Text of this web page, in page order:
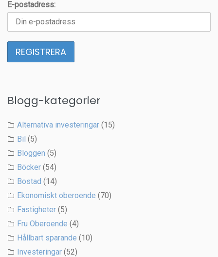
E-postadress:
Blogg-kategorier
Alternativa investeringar (15)
Bil (5)
Bloggen (5)
Böcker (54)
Bostad (14)
Ekonomiskt oberoende (70)
Fastigheter (5)
Fru Oberoende (4)
Hållbart sparande (10)
Investeringar (52)